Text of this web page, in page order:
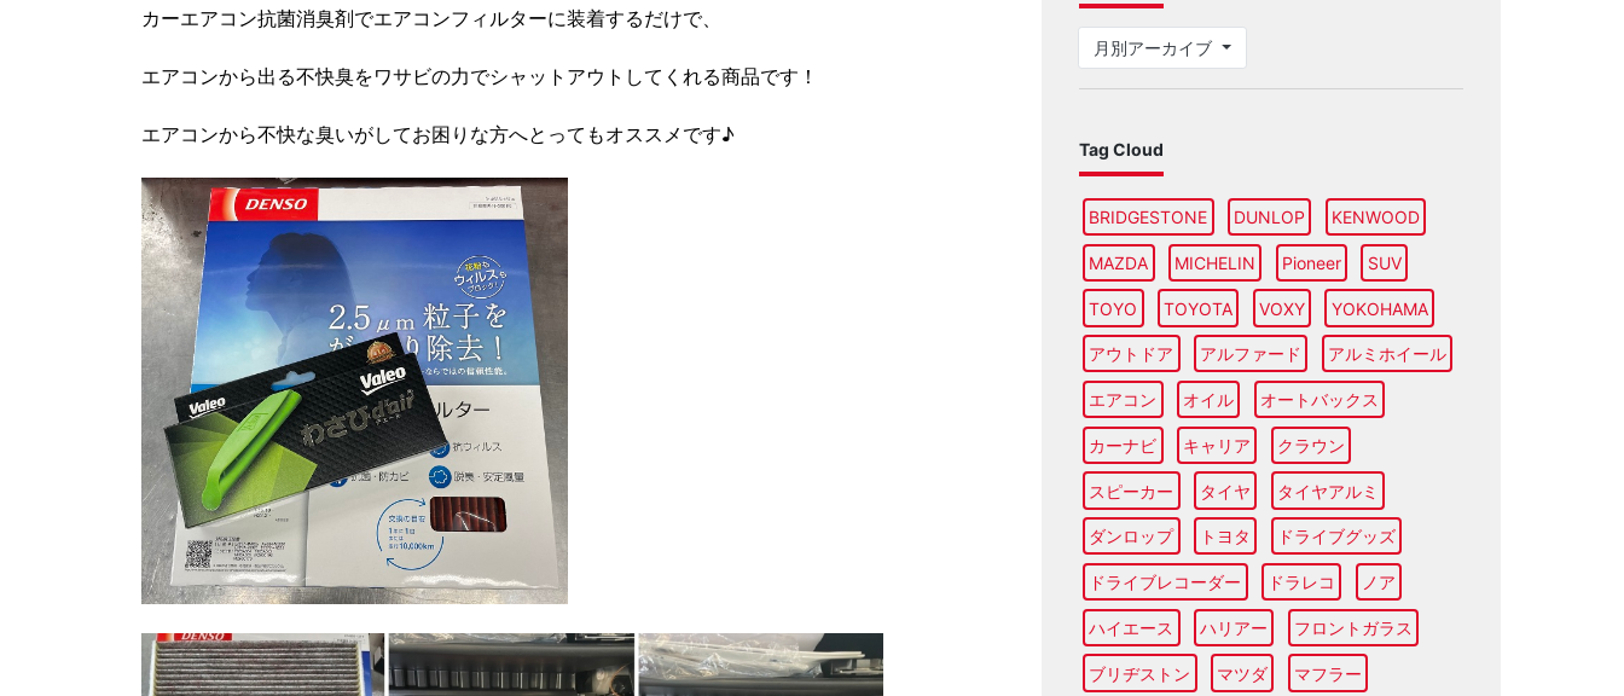
カーエアコン抗菌消臭剤でエアコンフィルターに装着するだけで、
エアコンから出る不快臭をワサビの力でシャットアウトしてくれる商品です！
エアコンから不快な臭いがしてお困りな方へとってもオススメです♪
月別アーカイブ
Tag Cloud
BRIDGESTONE DUNLOP KENWOOD
MAZDA MICHELIN Pioneer SUV
TOYO TOYOTA VOXY YOKOHAMA
アウトドア アルファード アルミホイール
エアコン オイル オートバックス
カーナビ キャリア クラウン
スピーカー タイヤ タイヤアルミ
ダンロップ トヨタ ドライブグッズ
ドライブレコーダー ドラレコ ノア
ハイエース ハリアー フロントガラス
ブリヂストン マツダ マフラー